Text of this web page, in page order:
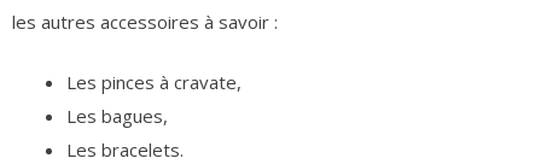
les autres accessoires à savoir :
Les pinces à cravate,
Les bagues,
Les bracelets.